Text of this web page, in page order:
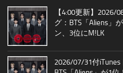
【4:00更新】2026/
グ：BTS「Aliens」
ン、3位にM!LK
2026/07/31付iTunes